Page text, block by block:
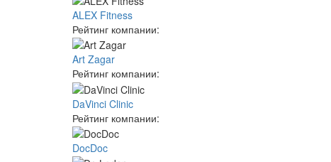
ALEX Fitness
Рейтинг компании:
Art Zagar
Рейтинг компании:
DaVinci Clinic
Рейтинг компании:
DocDoc